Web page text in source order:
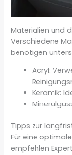
Materialien und
Verschiedene
benötigen
Acryl:
Keramik:
Tipps zur
Für eine
empfehlen